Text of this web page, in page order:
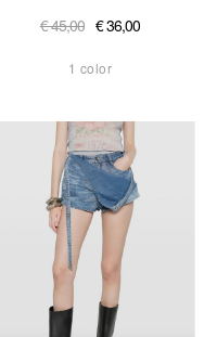
€ 45,00 € 36,00
1 color